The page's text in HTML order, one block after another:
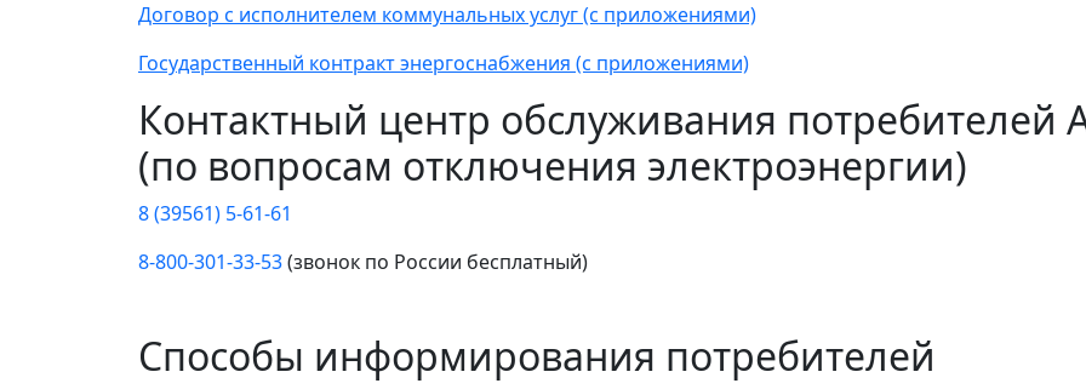
Договор с исполнителем коммунальных услуг (с приложениями)
Государственный контракт энергоснабжения (с приложениями)
Контактный центр обслуживания потребителей
(по вопросам отключения электроэнергии)
8 (39561) 5-61-61
8-800-301-33-53(звонок по России бесплатный)
Способы информирования потребителей